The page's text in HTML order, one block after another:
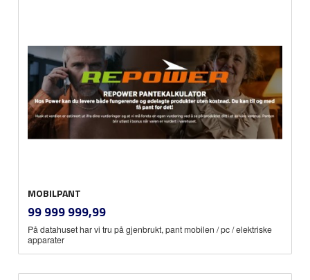
MOBILPANT
Pris
99 999 999,99mva.
På datahuset har vi tru på gjenbrukt, pant mobilen / pc / elektriske
apparater